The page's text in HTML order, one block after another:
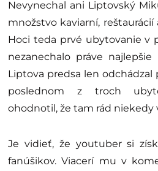
Nevynechal ani Liptovský
množstvo kaviarní,
Hoci teda prvé ubytovanie v
nezanechalo práve
Liptova predsa len odchádzal
poslednom z troch
ohodnotil, že tam rád niekedy
Je vidieť, že youtuber si
fanúšikov. Viacerí mu v